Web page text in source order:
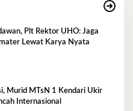
Plt Rektor UHO: Jaga
Lewat Karya Nyata
Murid MTsN 1 Kendari Ukir
Internasional